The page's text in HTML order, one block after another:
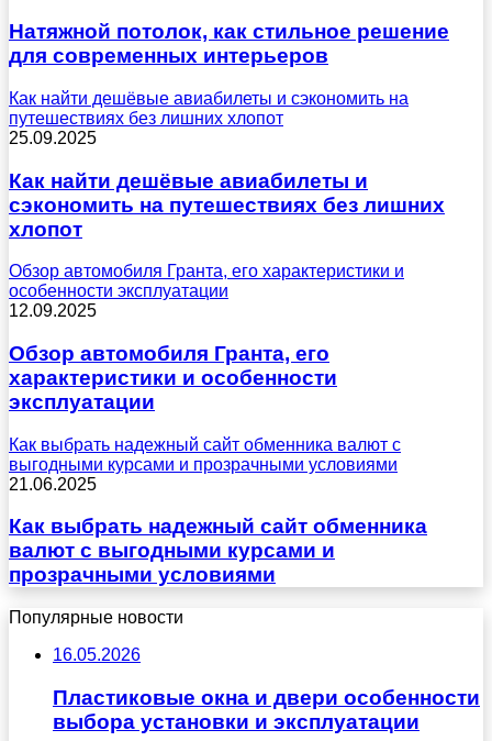
Натяжной потолок, как стильное решение
для современных интерьеров
Как найти дешёвые авиабилеты и сэкономить на
путешествиях без лишних хлопот
25.09.2025
Как найти дешёвые авиабилеты и
сэкономить на путешествиях без лишних
хлопот
Обзор автомобиля Гранта, его характеристики и
особенности эксплуатации
12.09.2025
Обзор автомобиля Гранта, его
характеристики и особенности
эксплуатации
Как выбрать надежный сайт обменника валют с
выгодными курсами и прозрачными условиями
21.06.2025
Как выбрать надежный сайт обменника
валют с выгодными курсами и
прозрачными условиями
Популярные новости
16.05.2026
Пластиковые окна и двери особенности
выбора установки и эксплуатации